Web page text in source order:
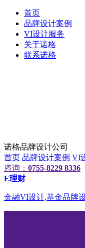
首页
品牌设计案例
VI设计服务
关于诺格
联系诺格
诺格品牌设计公司
首页 品牌设计案例 VI
咨询： 0755-8229 8336
E理财
金融VI设计,基金品牌